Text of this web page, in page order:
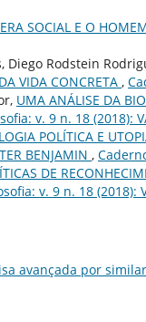
SOCIAL E O
Diego Rodstein
VIDA CONCRETA ,
UMA ANÁLISE DA
v. 9 n. 18 (2018):
POLÍTICA E
BENJAMIN ,
DE
v. 9 n. 18 (2018):
avançada por